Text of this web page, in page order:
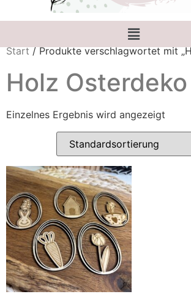
Start/ Produkte verschlagwortet mit
Holz Osterdeko
Einzelnes Ergebnis wird angezeigt